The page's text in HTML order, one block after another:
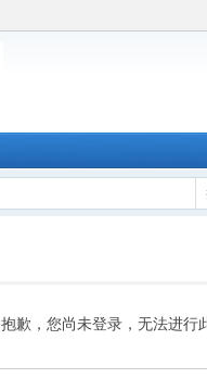
抱歉，您尚未登录，无法进行